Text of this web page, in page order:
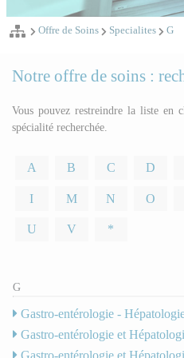
Offre de Soins Specialites G
Notre offre de soins :
Vous pouvez restreindre la liste en
spécialité recherchée.
A B C D
I M N O
U V *
G
Gastro-entérologie -
Gastro-entérologie et